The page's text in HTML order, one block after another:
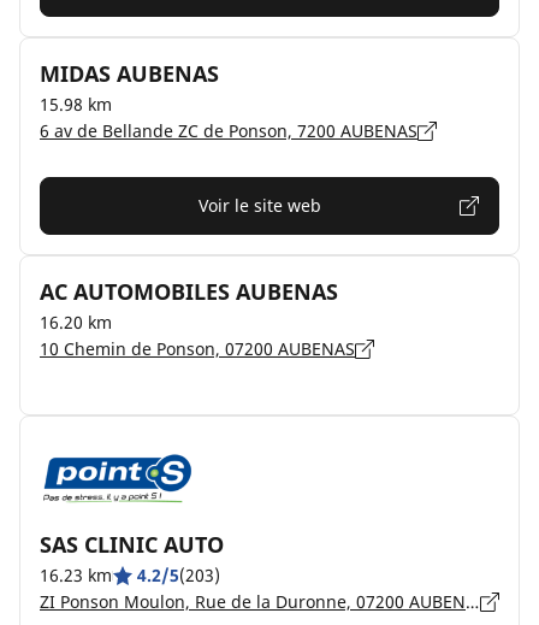
MIDAS AUBENAS
15.98 km
6 av de Bellande ZC de Ponson, 7200 AUBENAS
Voir le site web
AC AUTOMOBILES AUBENAS
16.20 km
10 Chemin de Ponson, 07200 AUBENAS
SAS CLINIC AUTO
16.23 km 4.2/5(203)
ZI Ponson Moulon, Rue de la Duronne, 07200 AUBENAS